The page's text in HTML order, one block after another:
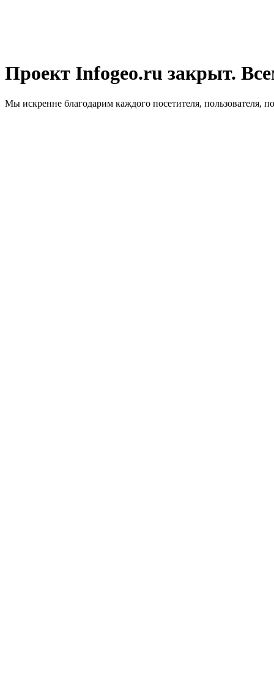
Проект Infogeo.ru закрыт.
Мы искренне благодарим каждого посетителя, пользователя,